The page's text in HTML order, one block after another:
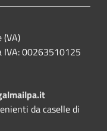
IVA: 00263510125
da caselle di